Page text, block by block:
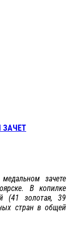
ЗАЧЕТ
зачете
В копилке
(41 золотая, 39
стран в общей